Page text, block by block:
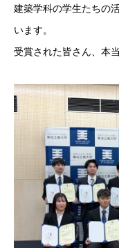
建築学科の学生たちの
います。
受賞された皆さん、本